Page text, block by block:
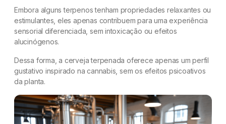
Embora alguns terpenos tenham propriedades relaxantes ou
estimulantes, eles apenas contribuem para uma experiência
sensorial diferenciada, sem intoxicação ou efeitos
alucinógenos.
Dessa forma, a cerveja terpenada oferece apenas um perfil
gustativo inspirado na cannabis, sem os efeitos psicoativos
da planta.